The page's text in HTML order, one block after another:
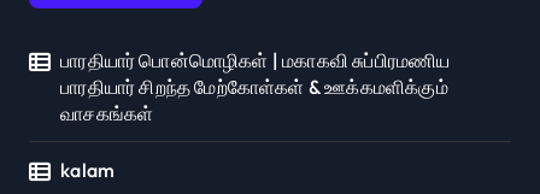
பாரதியார் பொன்மொழிகள் | மகாகவி சுப்பிரமணிய
பாரதியார் சிறந்த மேற்கோள்கள் & ஊக்கமளிக்கும்
வாசகங்கள்
kalam